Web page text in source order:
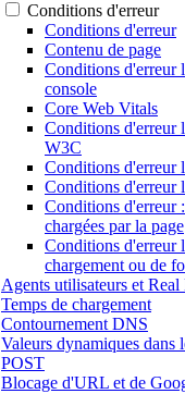
Conditions d'erreur
Conditions d'erreur
Contenu de page
Conditions d'erreur
console
Core Web Vitals
Conditions d'erreur
W3C
Conditions d'erreur
Conditions d'erreur
Conditions d'erreur
chargées par la page
Conditions d'erreur
chargement ou de
Agents utilisateurs et
Temps de chargement
Contournement DNS
Valeurs dynamiques dans
POST
Blocage d'URL et de